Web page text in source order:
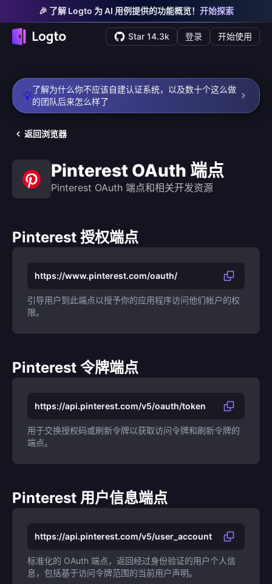
🎉 了解 Logto 为 AI 用例提供的功能概览！ 开始探索
Star 14.3k 登录 开始使用
💡
了解为什么你不应该自建认证系统，以及数十个这么做
的团队后来怎么样了
返回浏览器
Pinterest OAuth 端点
Pinterest OAuth 端点和相关开发资源
Pinterest 授权端点
https://www.pinterest.com/oauth/
引导用户到此端点以授予你的应用程序访问他们帐户的权
限。
Pinterest 令牌端点
https://api.pinterest.com/v5/oauth/token
用于交换授权码或刷新令牌以获取访问令牌和刷新令牌的
端点。
Pinterest 用户信息端点
https://api.pinterest.com/v5/user_account
标准化的 OAuth 端点，返回经过身份验证的用户个人信
息，包括基于访问令牌范围的当前用户声明。